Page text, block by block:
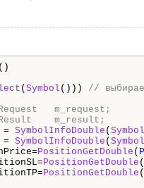
( Symbol ())) //
m_request;
m_result;
= SymbolInfoDouble ( Symbol
= SymbolInfoDouble ( Symbol
PositionGetDouble (
PositionGetDouble (
PositionGetDouble (